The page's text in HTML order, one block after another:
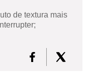
de textura mais